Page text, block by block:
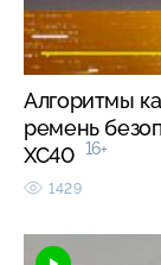
Алгоритмы
ремень
XC40 16+
1429